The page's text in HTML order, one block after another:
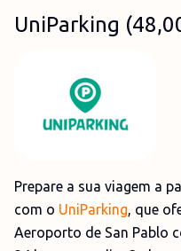
UniParking (
Prepare a sua viagem a
com o UniParking, que
Aeroporto de San Pablo